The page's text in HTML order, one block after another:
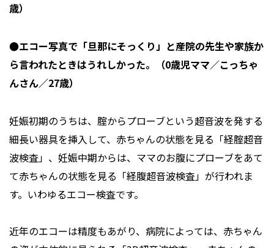
歳）
●エコー写真で「旦那にそっくり」と産院の先生や家族か
ら言われたときはうれしかった。（0歳児ママ／こっちゃ
んさん／27歳）
妊娠初期のうちは、腟からプローブという超音波を発する
細長い器具を挿入して、赤ちゃんの状態を見る「経腟超音
波検査」、妊娠中期からは、ママのお腹にプローブをあて
て赤ちゃんの状態を見る「経腹超音波検査」が行われま
す。いわゆるエコー検査です。
近年のエコーは精度もあがり、病院によっては、赤ちゃん